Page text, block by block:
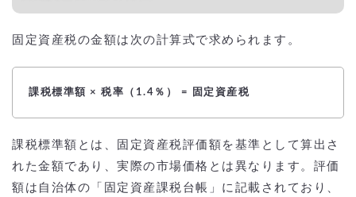
固定資産税の金額は次の計算式で求められます。
課税標準額 × 税率（1.4％） = 固定資産税
課税標準額とは、固定資産税評価額を基準として算出さ
れた金額であり、実際の市場価格とは異なります。評価
額は自治体の「固定資産課税台帳」に記載されており、